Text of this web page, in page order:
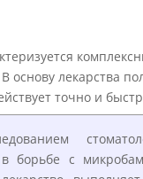
лекарства
точно и
в борьбе с